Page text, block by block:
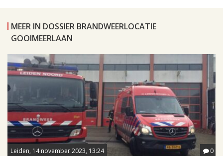
MEER IN DOSSIER BRANDWEERLOCATIE
GOOIMEERLAAN
Leiden, 14 november 2023, 13:24 0